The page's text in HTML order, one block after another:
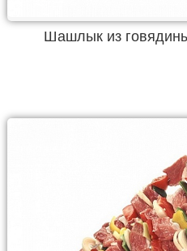
Шашлык из